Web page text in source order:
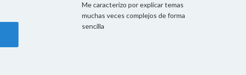
Me caracterizo por explicar temas
muchas veces complejos de forma
sencilla